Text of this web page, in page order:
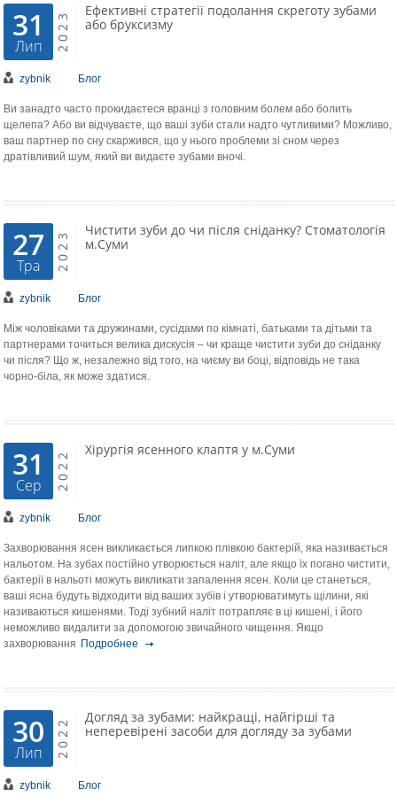
31
Лип 2023
Ефективні стратегії подолання скреготу зубами
або бруксизму
zybnik Блог
Ви занадто часто прокидаєтеся вранці з головним болем або болить
щелепа? Або ви відчуваєте, що ваші зуби стали надто чутливими? Можливо,
ваш партнер по сну скаржився, що у нього проблеми зі сном через
дратівливий шум, який ви видаєте зубами вночі.
27
Тра 2023
Чистити зуби до чи після сніданку? Стоматологія
м.Суми
zybnik Блог
Між чоловіками та дружинами, сусідами по кімнаті, батьками та дітьми та
партнерами точиться велика дискусія – чи краще чистити зуби до сніданку
чи після? Що ж, незалежно від того, на чиєму ви боці, відповідь не така
чорно-біла, як може здатися.
31
Сер 2022 Хірургія ясенного клаптя у м.Суми
zybnik Блог
Захворювання ясен викликається липкою плівкою бактерій, яка називається
нальотом. На зубах постійно утворюється наліт, але якщо їх погано чистити,
бактерії в нальоті можуть викликати запалення ясен. Коли це станеться,
ваші ясна будуть відходити від ваших зубів і утворюватимуть щілини, які
називаються кишенями. Тоді зубний наліт потрапляє в ці кишені, і його
неможливо видалити за допомогою звичайного чищення. Якщо
захворювання Подробнее
30
Лип 2022
Догляд за зубами: найкращі, найгірші та
неперевірені засоби для догляду за зубами
zybnik Блог